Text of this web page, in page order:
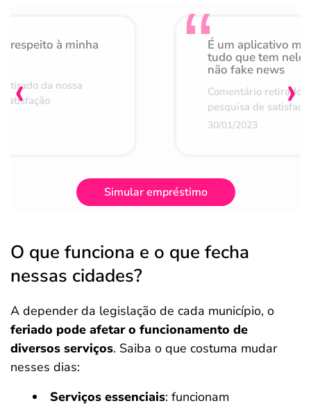
respeito à minha
da nossa
É um aplicativo
tudo que tem nele
não fake news
Comentário retirado
pesquisa de
30/01/2023
‹ ›
Simular empréstimo
O que funciona e o que fecha
nessas cidades?
A depender da legislação de cada município, o
feriado pode afetar o funcionamento de
diversos serviços. Saiba o que costuma mudar
nesses dias:
Serviços essenciais: funcionam